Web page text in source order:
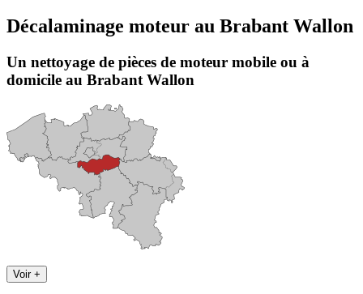
Décalaminage moteur au Brabant Wallon
Un nettoyage de pièces de moteur mobile ou à
domicile au Brabant Wallon
Voir +